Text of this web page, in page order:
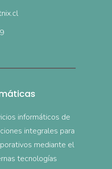
informáticos de
integrales para
mediante el
tecnologías